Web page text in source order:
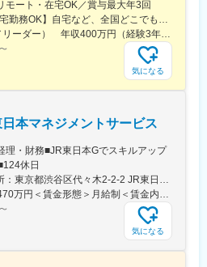
モート・在宅OK／賞与最大年3回
〜
気になる
本マネジメントサービス
・財務■JR東日本Gでスキルアップ
休日
〜
気になる